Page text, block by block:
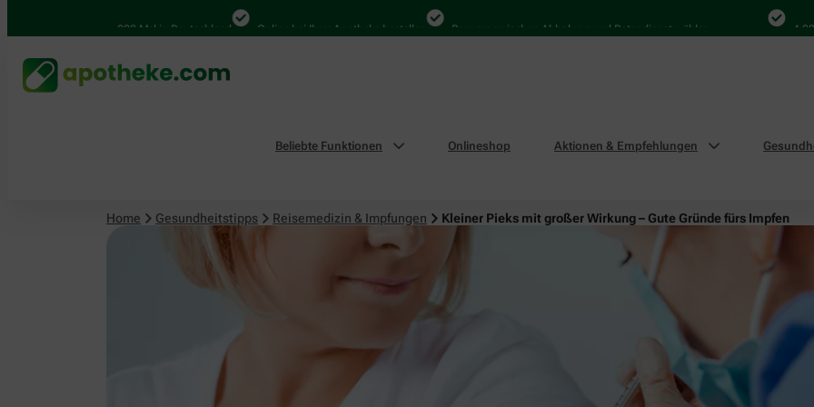
4.000 Mal in Deutschland Online bei Ihrer Apotheke bestellen Bequem zwischen Abholung und Botendienst wählen 4.000
Beliebte Funktionen Onlineshop Aktionen & Empfehlungen
Home Gesundheitstipps Reisemedizin & Impfungen Kleiner Pieks mit großer Wirkung – Gute Gründe fürs Impfen
Reisemedizin & Impfungen